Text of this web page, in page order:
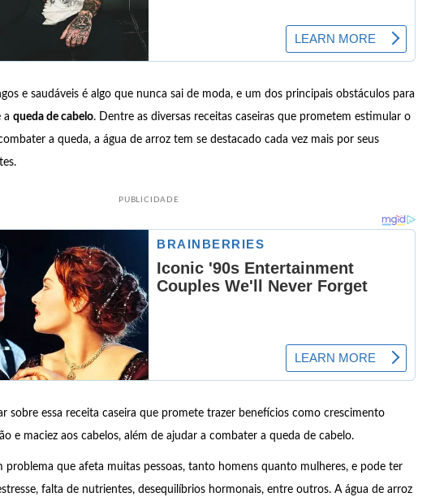
e saudáveis é algo que nunca sai de moda, e um dos principais obstáculos para
a queda de cabelo. Dentre as diversas receitas caseiras que prometem estimular o
a queda, a água de arroz tem se destacado cada vez mais por seus
PUBLICIDADE
sobre essa receita caseira que promete trazer benefícios como crescimento
e maciez aos cabelos, além de ajudar a combater a queda de cabelo.
problema que afeta muitas pessoas, tanto homens quanto mulheres, e pode ter
falta de nutrientes, desequilíbrios hormonais, entre outros. A água de arroz